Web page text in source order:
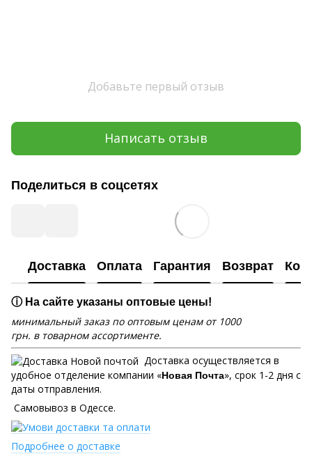
Добавьте первый отзыв
Написать отзыв
Поделиться в соцсетях
Доставка Оплата Гарантия Возврат
ⓘ На сайте указаны оптовые цены!
минимальный заказ по оптовым ценам от 1000
грн. в товарном ассортименте.
Доставка осуществляется в
удобное отделение компании «Новая Почта», срок 1-2 дня с
даты отправления.
Самовывоз в Одессе.
Подробнее о доставке